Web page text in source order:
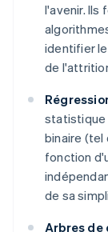
l'avenir. Ils
identifier
de
statistique
binaire (tel
fonction
de sa
Arbres de